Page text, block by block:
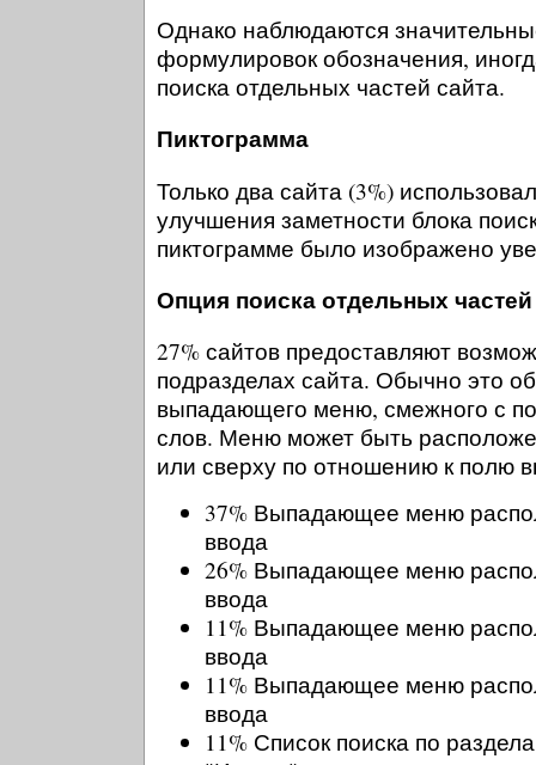
Однако наблюдаются
формулировок обозначения,
поиска отдельных частей сайта.
Пиктограмма
Только два сайта (3%)
улучшения заметности блока
пиктограмме было изображено
Опция поиска отдельных
27% сайтов предоставляют
подразделах сайта. Обычно это
выпадающего меню, смежного с
слов. Меню может быть
или сверху по отношению к полю
37% Выпадающее меню
ввода
26% Выпадающее меню
ввода
11% Выпадающее меню
ввода
11% Выпадающее меню
ввода
11% Список поиска по